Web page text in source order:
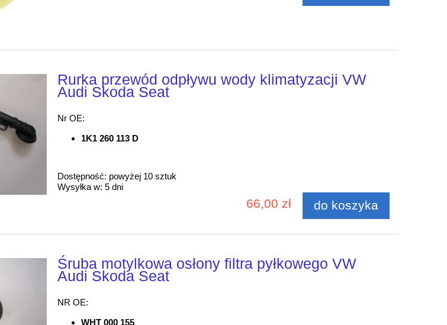
Rurka przewód odpływu wody klimatyzacji VW
Audi Skoda Seat
Nr OE:
1K1 260 113 D
Dostępność: powyżej 10 sztuk
Wysyłka w: 5 dni
66,00 zł do koszyka
Śruba motylkowa osłony filtra pyłkowego VW
Audi Skoda Seat
NR OE:
WHT 000 155